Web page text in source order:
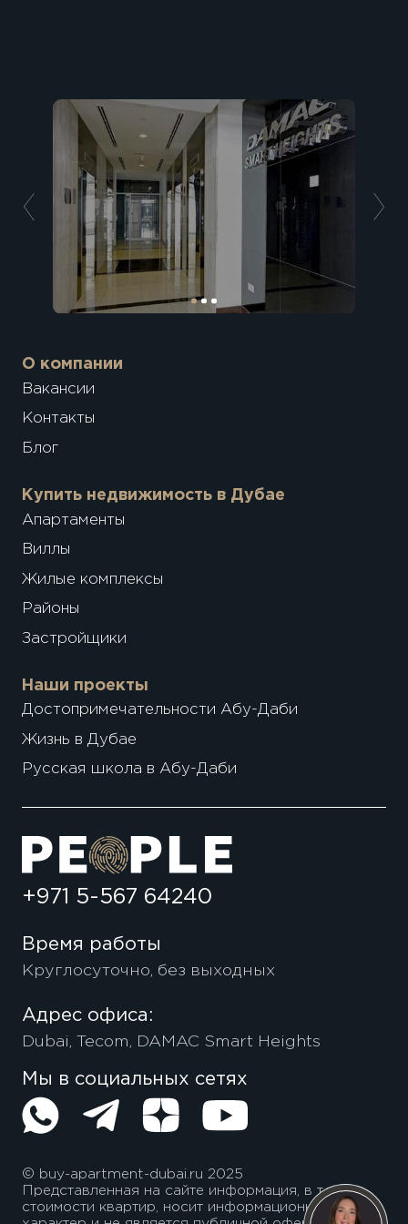
О компании
Вакансии
Контакты
Блог
Купить недвижимость в Дубае
Апартаменты
Виллы
Жилые комплексы
Районы
Застройщики
Наши проекты
Достопримечательности Абу-Даби
Жизнь в Дубае
Русская школа в Абу-Даби
+971 5-567 64240
Время работы
Круглосуточно, без выходных
Адрес офиса:
Dubai, Tecom, DAMAC Smart Heights
Мы в социальных сетях
© buy-apartment-dubai.ru 2025
Представленная на сайте информация, в т.ч.
стоимости квартир, носит информационный